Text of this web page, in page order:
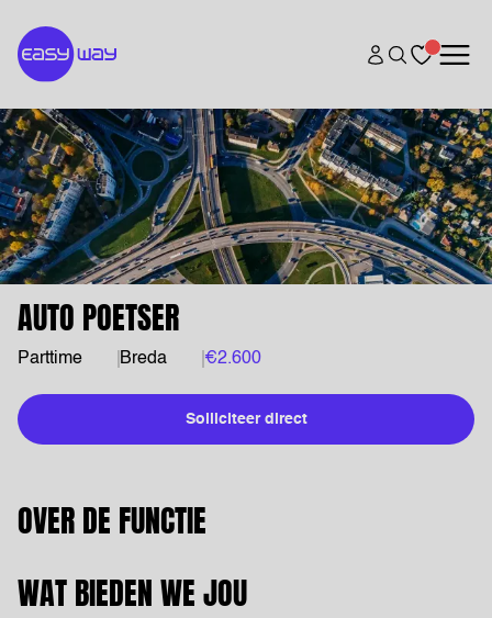
AUTO POETSER
Parttime Breda €2.600
Solliciteer direct
OVER DE FUNCTIE
WAT BIEDEN WE JOU